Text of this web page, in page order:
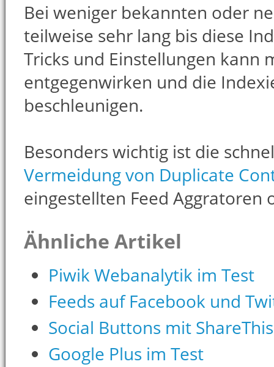
Bei weniger bekannten oder
teilweise sehr lang bis diese
Tricks und Einstellungen kann
entgegenwirken und die
beschleunigen.
Besonders wichtig ist die
Vermeidung von Duplicate
eingestellten Feed Aggratoren
Ähnliche Artikel
Piwik Webanalytik im Test
Feeds auf Facebook und
Social Buttons mit ShareThis
Google Plus im Test